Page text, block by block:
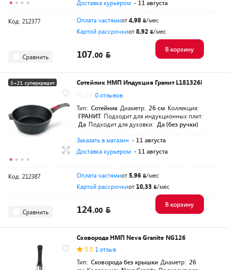
Доставка курьером - 11 августа
Код: 212377 Оплата частямиот4,98
/мес
Картой рассрочкиот8,92 /мес
Сравнить 107.00
В корзину
3+21 суперкредит
Сотейник НМП Индукция Гранит L181326i
0 отзывов
Тип: Сотейник Диаметр: 26 см Коллекция:
ГРАНИТ Подходит для индукционных плит:
Да Подходит для духовки: Да (без ручки)
Заказать в магазин - 11 августа
Доставка курьером - 11 августа
Код: 212387 Оплата частямиот 5,96
/мес
Картой рассрочкиот 10,33 /мес
Сравнить 124.00
В корзину
Сковорода НМП Neva Granite NG126
5.0 1 отзыв
Тип: Сковорода без крышки Диаметр: 26